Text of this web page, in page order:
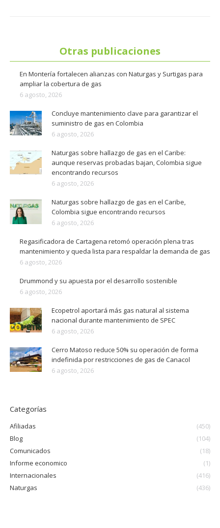
Otras publicaciones
En Montería fortalecen alianzas con Naturgas y Surtigas para
ampliar la cobertura de gas
6 agosto, 2026
Concluye mantenimiento clave para garantizar el
suministro de gas en Colombia
6 agosto, 2026
Naturgas sobre hallazgo de gas en el Caribe:
aunque reservas probadas bajan, Colombia sigue
encontrando recursos
6 agosto, 2026
Naturgas sobre hallazgo de gas en el Caribe,
Colombia sigue encontrando recursos
6 agosto, 2026
Regasificadora de Cartagena retomó operación plena tras
mantenimiento y queda lista para respaldar la demanda de gas
6 agosto, 2026
Drummond y su apuesta por el desarrollo sostenible
6 agosto, 2026
Ecopetrol aportará más gas natural al sistema
nacional durante mantenimiento de SPEC
6 agosto, 2026
Cerro Matoso reduce 50% su operación de forma
indefinida por restricciones de gas de Canacol
6 agosto, 2026
Categorías
Afiliadas
(450)
Blog
(104)
Comunicados
(18)
Informe economico
(1)
Internacionales
(416)
Naturgas
(436)